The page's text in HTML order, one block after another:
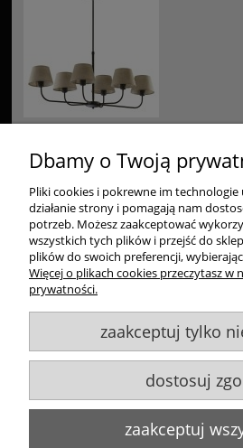
Zakupy
Pomoc
Informacje
, ul. Kukuczki 20/24, 42-224
info@goldsun-lampy.pl
Biuro, magazyn, zwroty, odbiór
Częstochowa
Dbamy o Twoją
Pliki cookies i pokrewne im
działanie strony i pomagają nam
potrzeb. Możesz zaakceptować
wszystkich tych plików i przejść do
plików do swoich preferencji,
Więcej o plikach cookies przeczytasz w
prywatności.
zaakceptuj tylko
dostosuj
zaakceptuj